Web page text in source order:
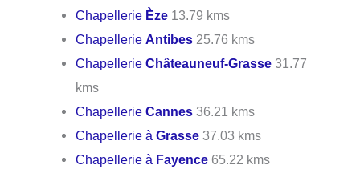
Chapellerie Èze 13.79 kms
ChapellerieAntibes 25.76 kms
ChapellerieChâteauneuf-Grasse 31.77
kms
ChapellerieCannes 36.21 kms
Chapellerie àGrasse 37.03 kms
Chapellerie à Fayence 65.22 kms